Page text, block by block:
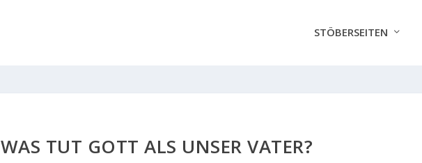
STÖBERSEITEN
WAS TUT GOTT ALS UNSER VATER?